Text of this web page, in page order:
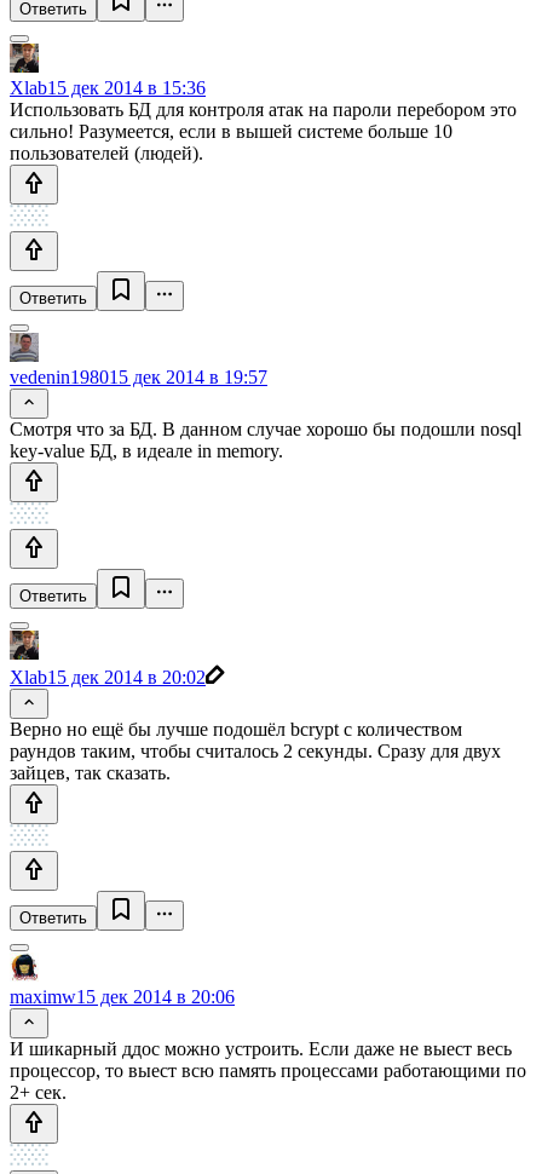
Ответить
Xlab15 дек 2014 в 15:36
Использовать БД для контроля атак на пароли перебором это
сильно! Разумеется, если в вышей системе больше 10
пользователей (людей).
Ответить
vedenin198015 дек 2014 в 19:57
Смотря что за БД. В данном случае хорошо бы подошли nosql
key-value БД, в идеале in memory.
Ответить
Xlab15 дек 2014 в 20:02
Верно но ещё бы лучше подошёл bcrypt с количеством
раундов таким, чтобы считалось 2 секунды. Сразу для двух
зайцев, так сказать.
Ответить
maximw15 дек 2014 в 20:06
И шикарный ддос можно устроить. Если даже не выест весь
процессор, то выест всю память процессами работающими по
2+ сек.